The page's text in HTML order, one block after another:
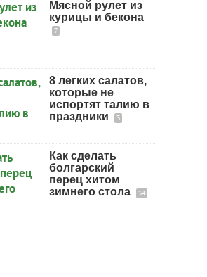
Мясной рулет из
курицы и бекона
7
8 легких салатов,
которые не
испортят талию в
праздники
3
Как сделать
болгарский
перец хитом
зимнего стола
34